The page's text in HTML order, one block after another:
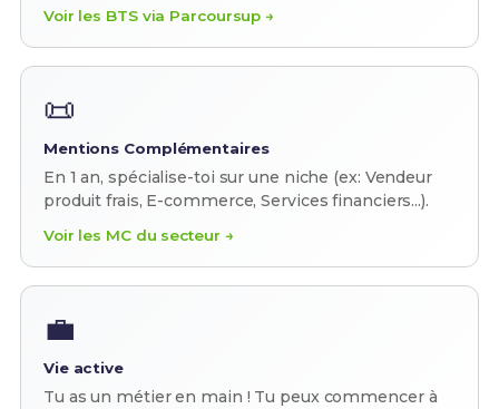
Voir les BTS via Parcoursup →
📜
Mentions Complémentaires
En 1 an, spécialise-toi sur une niche (ex: Vendeur
produit frais, E-commerce, Services financiers...).
Voir les MC du secteur →
💼
Vie active
Tu as un métier en main ! Tu peux commencer à